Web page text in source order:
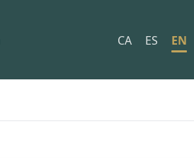
CA ES EN